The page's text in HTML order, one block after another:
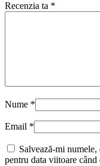
Recenzia ta *
Nume *
Email *
Salvează-mi
pentru data viitoare când